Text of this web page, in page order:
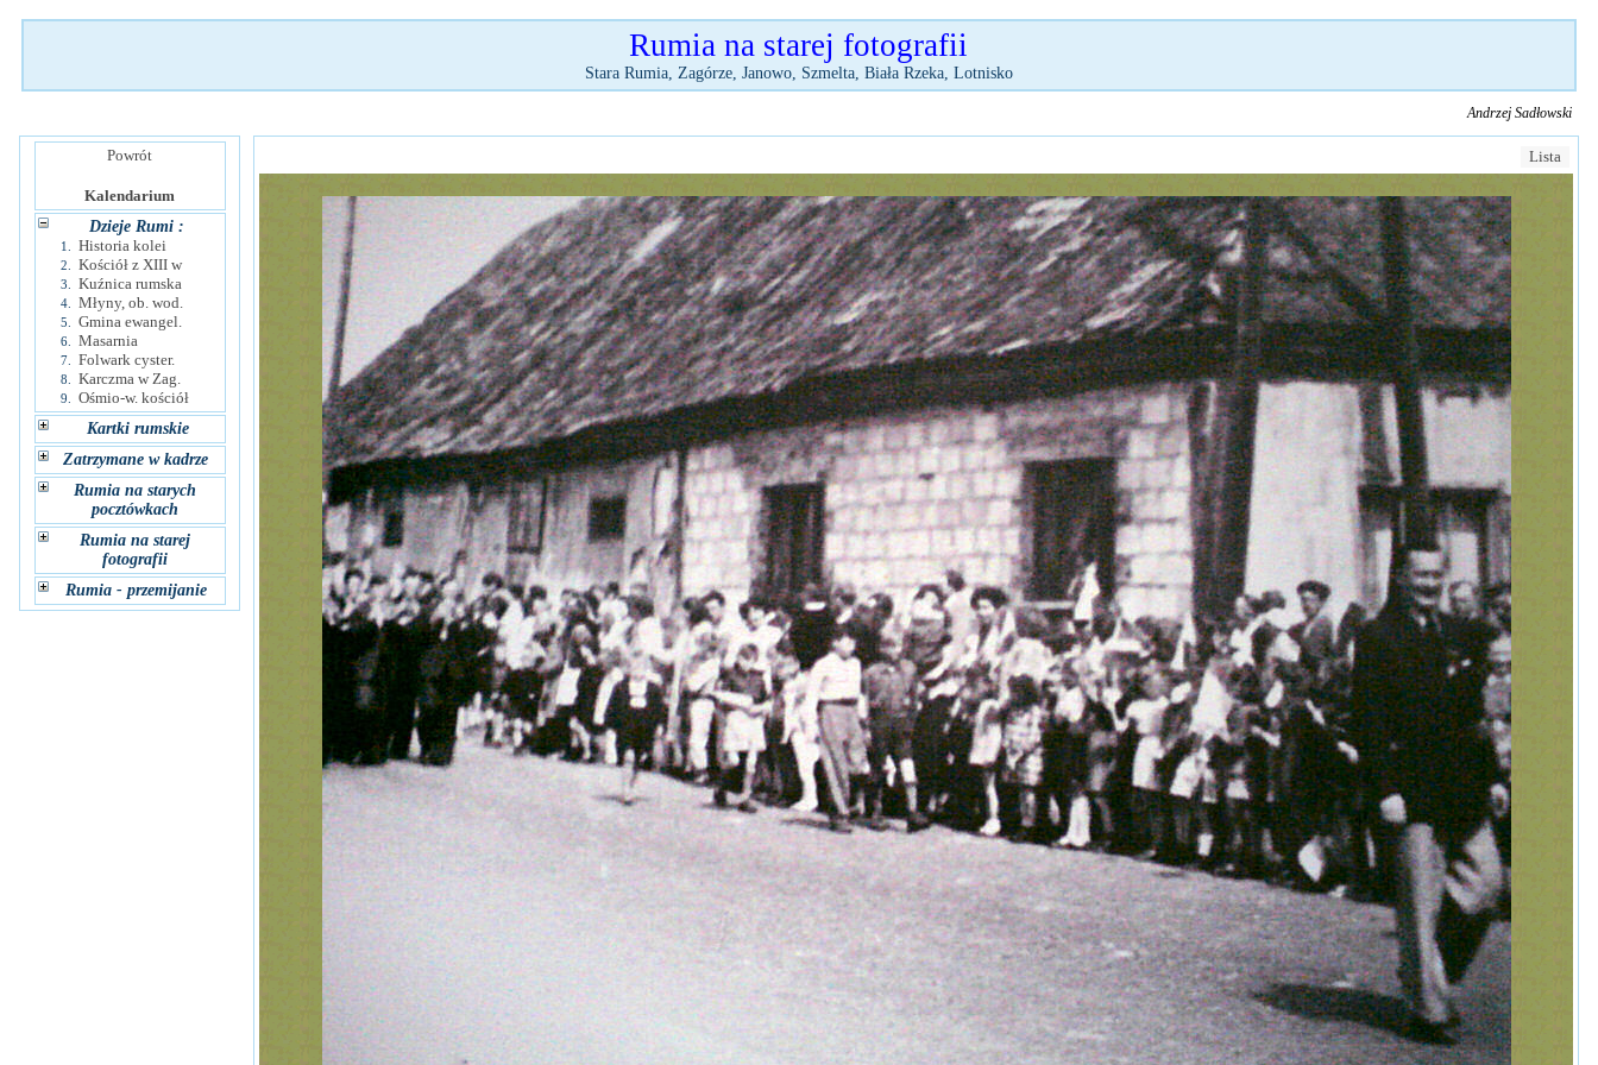
Rumia na starej fotografii
Stara Rumia, Zagórze, Janowo, Szmelta, Biała Rzeka, Lotnisko
Andrzej Sadłowski
Powrót
Kalendarium
Dzieje Rumi :
1. Historia kolei
2. Kościół z XIII w
3. Kuźnica rumska
4. Młyny, ob. wod.
5. Gmina ewangel.
6. Masarnia
7. Folwark cyster.
8. Karczma w Zag.
9.
Ośmio-w. kościół
Kartki rumskie
Zatrzymane w kadrze
Rumia na starych
pocztówkach
Rumia na starej
fotografii
Rumia - przemijanie
Lista